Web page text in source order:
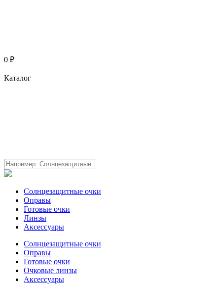
0 ₽
Каталог
Солнцезащитные очки
Оправы
Готовые очки
Линзы
Аксессуары
Солнцезащитные очки
Оправы
Готовые очки
Очковые линзы
Аксессуары